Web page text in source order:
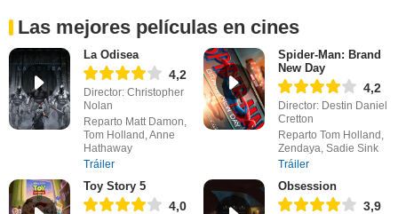
Las mejores películas en cines
La Odisea
4,2
Director: Christopher
Nolan
Reparto Matt Damon,
Tom Holland, Anne
Hathaway
Tráiler
Spider-Man: Brand
New Day
4,2
Director: Destin Daniel
Cretton
Reparto Tom Holland,
Zendaya, Sadie Sink
Tráiler
Toy Story 5
4,0
Obsession
3,9